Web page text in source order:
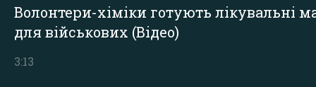
Волонтери-хіміки готують лікувальні
для військових (Відео)
3:13